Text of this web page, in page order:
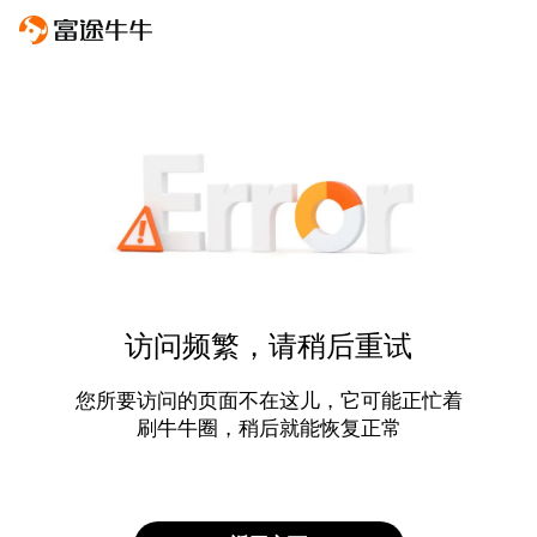
访问频繁，请稍后重试
您所要访问的页面不在这儿，它可能正忙着
刷牛牛圈，稍后就能恢复正常